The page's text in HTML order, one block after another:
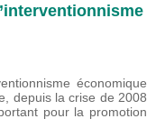
économique
depuis la crise de 2008
pour la promotion